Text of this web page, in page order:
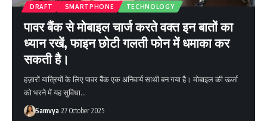
DRAFT SMARTPHONE TECHNOLOGY
पावर बैंक से मोबाइल चार्ज करते वक्त इन बातों का
ध्यान रखें, फाइन छोटी गलती फोन में धमाका कर
सकती है।
हज़ारों यात्रियों के लिए पावर बैंक एक अनिवार्य साथी बन गया है। मोबाइल की ऊर्जा
को भरने में यह सुविधा…
Samvya 27 October 2025